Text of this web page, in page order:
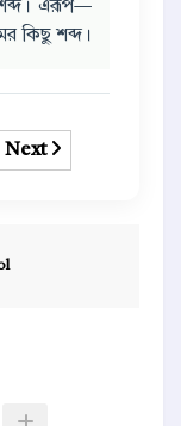
এরূপ—
কিছু শব্দ।
Next